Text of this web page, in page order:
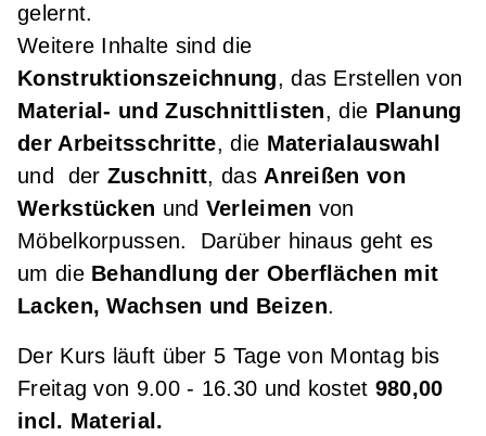
gelernt.
Weitere Inhalte sind die
Konstruktionszeichnung, das Erstellen von
Material- und Zuschnittlisten, die Planung
der Arbeitsschritte, die Materialauswahl
und der Zuschnitt, das Anreißen von
Werkstücken und Verleimen von
Möbelkorpussen. Darüber hinaus geht es
um die Behandlung der Oberflächen mit
Lacken, Wachsen und Beizen.
Der Kurs läuft über 5 Tage von Montag bis
Freitag von 9.00 - 16.30 und kostet 980,00
incl. Material.